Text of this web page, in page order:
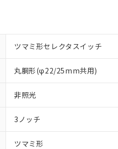
ツマミ形セレクタスイッチ
丸胴形(φ22/25mm共用)
非照光
3ノッチ
ツマミ形